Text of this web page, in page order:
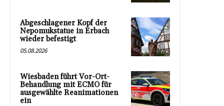
Abgeschlagener Kopf der
Nepomukstatue in Erbach
wieder befestigt
05.08.2026
Wiesbaden führt Vor-Ort-
Behandlung mit ECMO für
ausgewählte Reanimationen
ein